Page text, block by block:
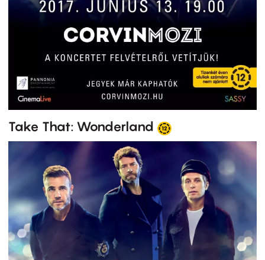
Take That: Wonderland